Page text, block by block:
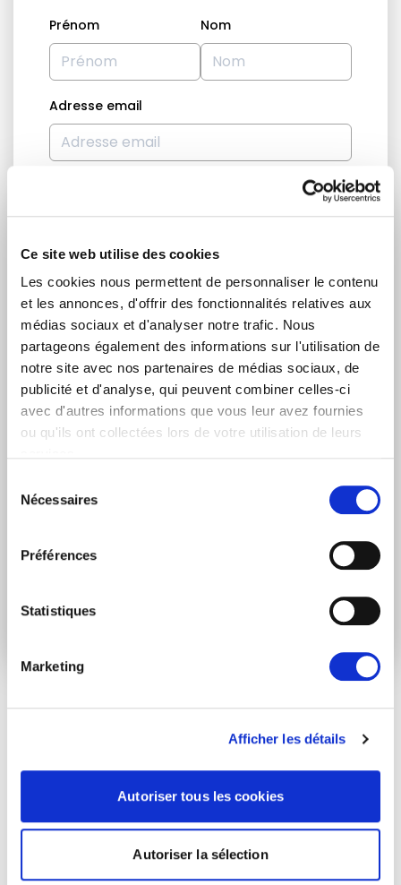
Ce site web utilise des cookies
Les cookies nous permettent de personnaliser le contenu
et les annonces, d'offrir des fonctionnalités relatives aux
médias sociaux et d'analyser notre trafic. Nous
partageons également des informations sur l'utilisation de
notre site avec nos partenaires de médias sociaux, de
publicité et d'analyse, qui peuvent combiner celles-ci
avec d'autres informations que vous leur avez fournies
ou qu'ils ont collectées lors de votre utilisation de leurs
Nécessaires
Préférences
Statistiques
Marketing
Afficher les détails
Autoriser tous les cookies
Autoriser la sélection
Prénom Nom
Adresse email
Oui
Catégories d'abonnement
Nouvelles quotidiennes (Communiqués de presse)
Newsletters (Plénière, Événements, Campagnes)
Pays